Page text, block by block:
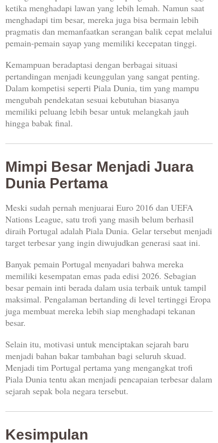
ketika menghadapi lawan yang lebih lemah. Namun saat
menghadapi tim besar, mereka juga bisa bermain lebih
pragmatis dan memanfaatkan serangan balik cepat melalui
pemain-pemain sayap yang memiliki kecepatan tinggi.
Kemampuan beradaptasi dengan berbagai situasi
pertandingan menjadi keunggulan yang sangat penting.
Dalam kompetisi seperti Piala Dunia, tim yang mampu
mengubah pendekatan sesuai kebutuhan biasanya
memiliki peluang lebih besar untuk melangkah jauh
hingga babak final.
Mimpi Besar Menjadi Juara
Dunia Pertama
Meski sudah pernah menjuarai Euro 2016 dan UEFA
Nations League, satu trofi yang masih belum berhasil
diraih Portugal adalah Piala Dunia. Gelar tersebut menjadi
target terbesar yang ingin diwujudkan generasi saat ini.
Banyak pemain Portugal menyadari bahwa mereka
memiliki kesempatan emas pada edisi 2026. Sebagian
besar pemain inti berada dalam usia terbaik untuk tampil
maksimal. Pengalaman bertanding di level tertinggi Eropa
juga membuat mereka lebih siap menghadapi tekanan
besar.
Selain itu, motivasi untuk menciptakan sejarah baru
menjadi bahan bakar tambahan bagi seluruh skuad.
Menjadi tim Portugal pertama yang mengangkat trofi
Piala Dunia tentu akan menjadi pencapaian terbesar dalam
sejarah sepak bola negara tersebut.
Kesimpulan